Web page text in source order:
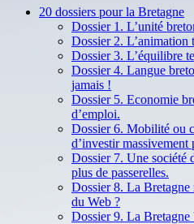
20 dossiers pour la Bretagne
Dossier 1. L’unité
Dossier 2. L’animation
Dossier 3. L’équilibre
Dossier 4. Langue
jamais !
Dossier 5. Economie
d’emploi.
Dossier 6. Mobilité ou
d’investir
Dossier 7. Une société
plus de passerelles.
Dossier 8. La Bretagne
du Web ?
Dossier 9. La